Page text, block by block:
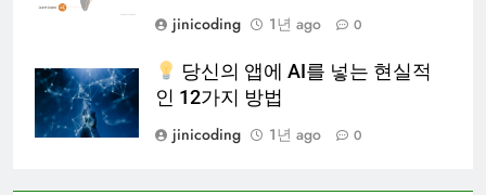
jinicoding
1년 ago 0
당신의 앱에 AI를 넣는 현실적
인 12가지 방법
jinicoding
1년 ago 0